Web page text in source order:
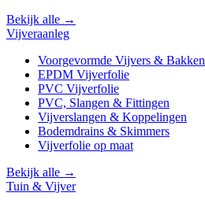
Bekijk alle →
Vijveraanleg
Voorgevormde Vijvers & Bakken
EPDM Vijverfolie
PVC Vijverfolie
PVC, Slangen & Fittingen
Vijverslangen & Koppelingen
Bodemdrains & Skimmers
Vijverfolie op maat
Bekijk alle →
Tuin & Vijver